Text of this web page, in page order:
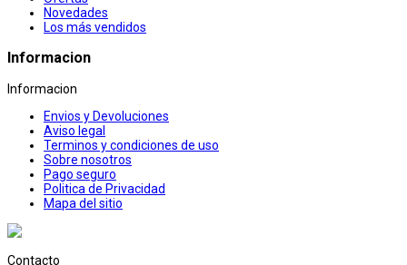
Novedades
Los más vendidos
Informacion
Informacion
Envios y Devoluciones
Aviso legal
Terminos y condiciones de uso
Sobre nosotros
Pago seguro
Politica de Privacidad
Mapa del sitio
Contacto